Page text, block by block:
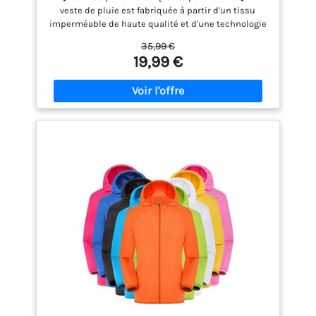
randonnée et l'escalade
veste de pluie est fabriquée à partir d'un tissu
imperméable de haute qualité et d'une technologie
mmH₂O. La fermeture éclair principale et les
fermetures éclair des poches sont imperméables,
ce qui la rend adaptée à la plupart des jours de
pluie. 【Veste de pluie respirante pour femme】Le
tissu imperméable de la veste de pluie est
également respirant, avec une perméabilité à
de pluie légère pour femme】La veste de pluie pour
femme est ultra-légère. Équipée d'un sac de
rangement, elle se glisse facilement dans un sac à
main, un sac à dos ou une valise, pour un
encombrement minimal. 【Imperméable
ajustable】Imperméable pour femme avec
capuche, bord ajustable à cordon pour empêcher la
pluie de pénétrer ; fermetures Velcro et poignets
élastiques pour empêcher la pluie de s'infiltrer ;
cordon élastique intégré à l'ourlet pour plus de
chaleur et une meilleure protection contre
35,99 €
19,99 €